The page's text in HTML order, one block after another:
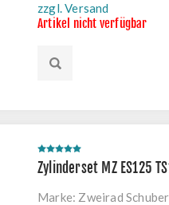
zzgl. Versand
Artikel nicht verfügbar
Zylinderset MZ ES125
Marke: Zweirad